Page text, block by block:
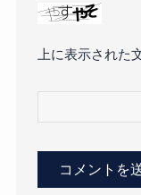
上に表示された